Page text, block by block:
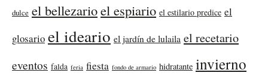
dulce el bellezarioel espiario el estilario predice el
glosario el ideario el jardín de lulaila el recetario
eventos falda feria fiesta fondo de armario hidratante invierno